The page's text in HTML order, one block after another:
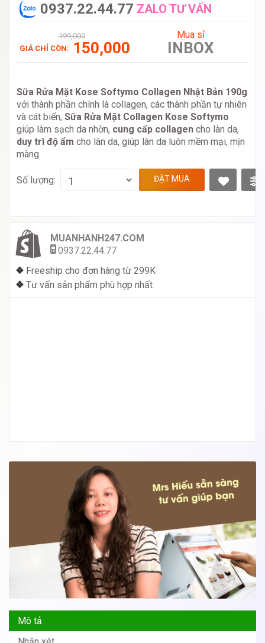
0937.22.44.77 ZALO TƯ VẤN
199,000
GIÁ CHỈ CÒN: 150,000
Mua sỉ
INBOX
Sữa Rửa Mặt Kose Softymo Collagen Nhật Bản 190g
với thành phần chính là collagen, các thành phần tự nhiên
và cát biển, Sữa Rửa Mặt Collagen Kose Softymo
giúp làm sạch da nhờn, cung cấp collagen cho làn da,
duy trì độ ẩm cho làn da, giúp làn da luôn mềm mại, mịn
màng.
Số lượng: ĐẶT MUA
MUANHANH247.COM
0937.22.44.77
❖ Freeship cho đơn hàng từ 299K
❖ Tư vấn sản phẩm phù hợp nhất
Mô tả